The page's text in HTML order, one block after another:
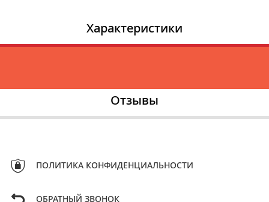
Характеристики
Отзывы
ПОЛИТИКА КОНФИДЕНЦИАЛЬНОСТИ
ОБРАТНЫЙ ЗВОНОК